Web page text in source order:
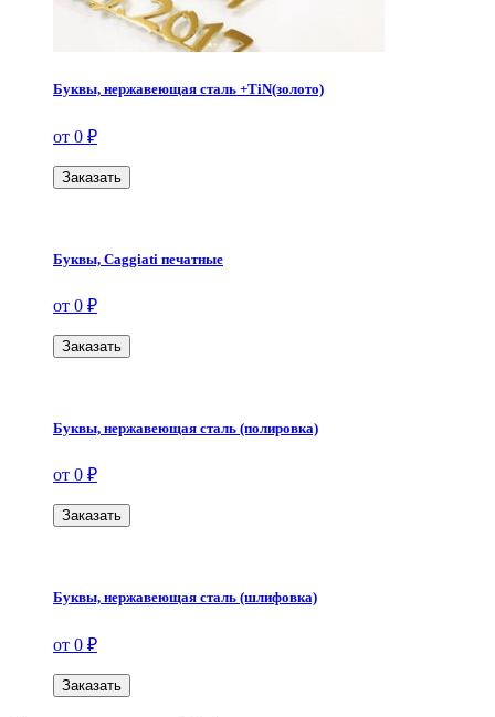
Буквы, нержавеющая сталь +TiN(золото)
от 0 ₽
Заказать
Буквы, Caggiati печатные
от 0 ₽
Заказать
Буквы, нержавеющая сталь (полировка)
от 0 ₽
Заказать
Буквы, нержавеющая сталь (шлифовка)
от 0 ₽
Заказать